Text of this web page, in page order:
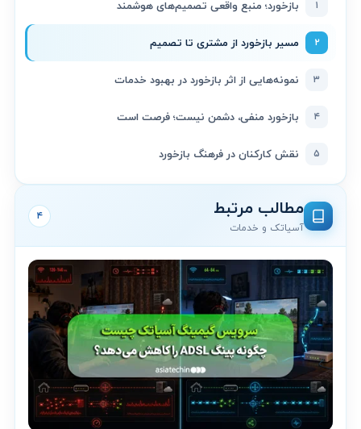
۱ بازخورد؛ منبع واقعی تصمیم‌های هوشمند
۲ مسیر بازخورد از مشتری تا تصمیم
۳ نمونه‌هایی از اثر بازخورد در بهبود خدمات
۴ بازخورد منفی، دشمن نیست؛ فرصت است
۵ نقش کارکنان در فرهنگ بازخورد
مطالب مرتبط
آسیاتک و خدمات
۴